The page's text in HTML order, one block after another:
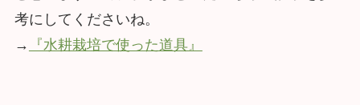
考にしてくださいね。
→
『水耕栽培で使った道具』